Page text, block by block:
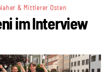
& Mittlerer Osten
im Interview